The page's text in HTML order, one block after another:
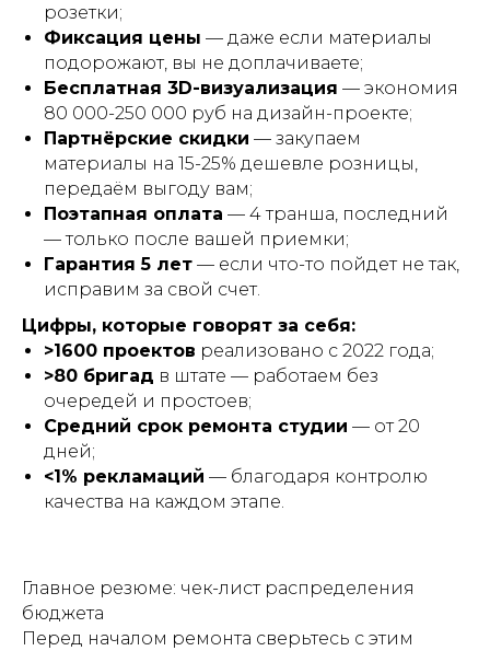
розетки;
Фиксация цены — даже если материалы
подорожают, вы не доплачиваете;
Бесплатная 3D-визуализация — экономия
80 000-250 000 руб на дизайн-проекте;
Партнёрские скидки — закупаем
материалы на 15-25% дешевле розницы,
передаём выгоду вам;
Поэтапная оплата — 4 транша, последний
— только после вашей приемки;
Гарантия 5 лет — если что-то пойдет не так,
исправим за свой счет.
Цифры, которые говорят за себя:
>1600 проектов реализовано с 2022 года;
>80 бригад в штате — работаем без
очередей и простоев;
Средний срок ремонта студии — от 20
дней;
<1% рекламаций — благодаря контролю
качества на каждом этапе.
Главное резюме: чек-лист распределения
бюджета
Перед началом ремонта сверьтесь с этим